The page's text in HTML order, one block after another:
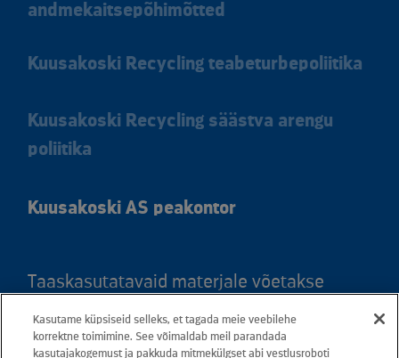
andmekaitsepõhimõtted
Kuusakoski Recycling teabeturbepoliitika
Kuusakoski Recycling säästva arengu
poliitika
Kuusakoski AS peakontor
Taaskasutatavaid materjale võetakse
Kaardil klõpsates leiate kõigi maakondade
Kasutame küpsiseid selleks, et tagada meie veebilehe
korrektne toimimine. See võimaldab meil parandada
kasutajakogemust ja pakkuda mitmekülgset abi vestlusroboti